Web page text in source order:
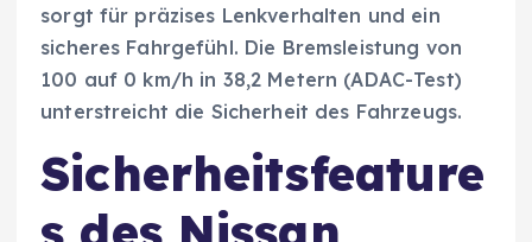
sorgt für präzises Lenkverhalten und ein
sicheres Fahrgefühl. Die Bremsleistung von
100 auf 0 km/h in 38,2 Metern (ADAC-Test)
unterstreicht die Sicherheit des Fahrzeugs.
Sicherheitsfeature